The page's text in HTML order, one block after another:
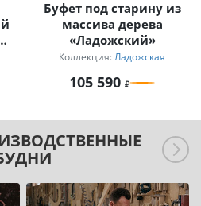
Буфет под старину из
массива дерева
«Ладожский»
Коллекция: Ладожская
105 590